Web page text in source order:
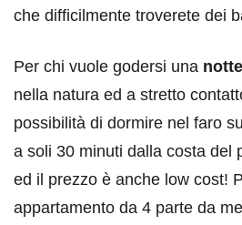
che difficilmente troverete dei
Per chi vuole godersi una
nella natura ed a stretto
possibilità di dormire nel faro
a soli 30 minuti dalla costa del
ed il prezzo è anche low cost!
appartamento da 4 parte da